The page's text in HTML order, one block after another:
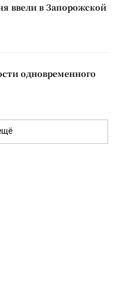
ввели в Запорожской
одновременного